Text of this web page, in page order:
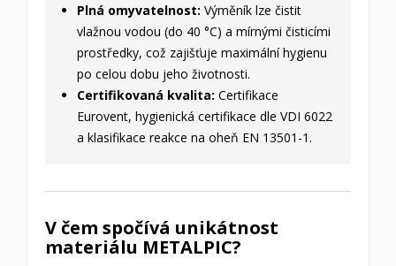
Plná omyvatelnost: Výměník lze čistit
vlažnou vodou (do 40 °C) a mírnými čisticími
prostředky, což zajišťuje maximální hygienu
po celou dobu jeho životnosti.
Certifikovaná kvalita: Certifikace
Eurovent, hygienická certifikace dle VDI 6022
a klasifikace reakce na oheň EN 13501-1.
V čem spočívá unikátnost
materiálu METALPIC?